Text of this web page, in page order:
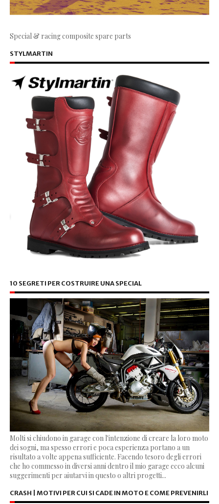
Special & racing composite spare parts
STYLMARTIN
10 SEGRETI PER COSTRUIRE UNA SPECIAL
Molti si chiudono in garage con l'intenzione di creare la loro moto
dei sogni, ma spesso errori e poca esperienza portano a un
risultato a volte appena sufficiente. Facendo tesoro degli errori
che ho commesso in diversi anni dentro il mio garage ecco alcuni
suggerimenti per aiutarvi in questo o altri progetti...
CRASH | MOTIVI PER CUI SI CADE IN MOTO E COME PREVENIRLI